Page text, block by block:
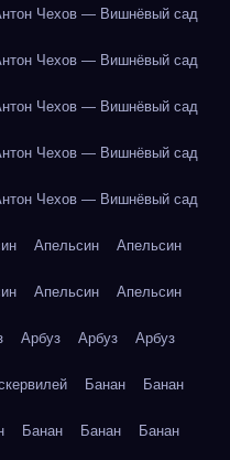
Чехов — Вишнёвый сад
Чехов — Вишнёвый сад
Чехов — Вишнёвый сад
Чехов — Вишнёвый сад
Чехов — Вишнёвый сад
Апельсин Апельсин
Апельсин Апельсин
Арбуз Арбуз Арбуз
Банан Банан
Банан Банан Банан